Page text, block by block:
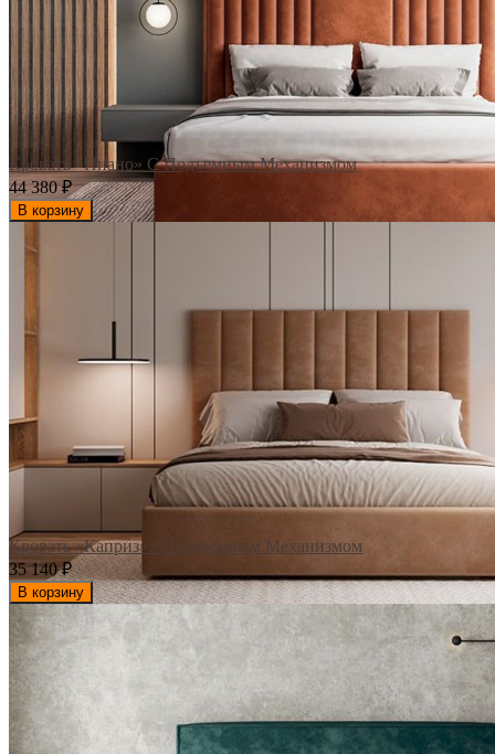
Кровать «Пиано» С Подъемным Механизмом
44 380₽
В корзину
Кровать «Каприз» С Подъемным Механизмом
35 140₽
В корзину